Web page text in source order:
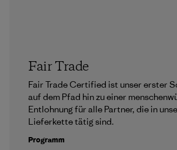
Fair Trade
Fair Trade Certified ist unser erster
auf dem Pfad hin zu einer
Entlohnung für alle Partner, die in
Lieferkette tätig sind.
Programm